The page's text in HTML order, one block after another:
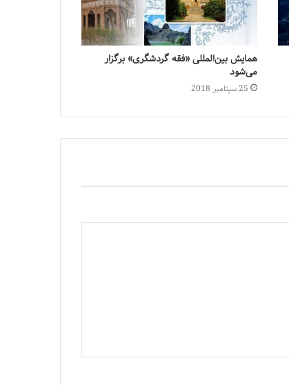
همایش بین‌المللی «فقه گردشگری» برگزار
می‌شود
25 سپتامبر 2018